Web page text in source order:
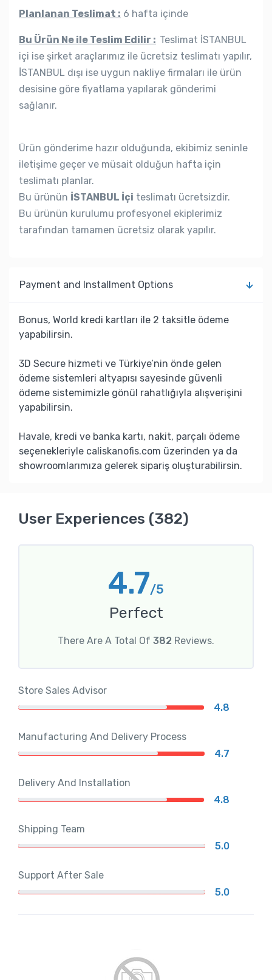
Planlanan Teslimat : 6 hafta içinde
Bu Ürün Ne ile Teslim Edilir : Teslimat İSTANBUL
içi ise şirket araçlarımız ile ücretsiz teslimatı yapılır,
İSTANBUL dışı ise uygun nakliye firmaları ile ürün
desisine göre fiyatlama yapılarak gönderimi
sağlanır.
Ürün gönderime hazır olduğunda, ekibimiz seninle
iletişime geçer ve müsait olduğun hafta için
teslimatı planlar.
Bu ürünün İSTANBUL İçi teslimatı ücretsizdir.
Bu ürünün kurulumu profesyonel ekiplerimiz
tarafından tamamen ücretsiz olarak yapılır.
Payment and Installment Options
Bonus, World kredi kartları ile 2 taksitle ödeme
yapabilirsin.
3D Secure hizmeti ve Türkiye’nin önde gelen
ödeme sistemleri altyapısı sayesinde güvenli
ödeme sistemimizle gönül rahatlığıyla alışverişini
yapabilirsin.
Havale, kredi ve banka kartı, nakit, parçalı ödeme
seçenekleriyle caliskanofis.com üzerinden ya da
showroomlarımıza gelerek sipariş oluşturabilirsin.
User Experiences (382)
4.7/5
Perfect
There Are A Total Of 382 Reviews.
Store Sales Advisor
4.8
Manufacturing And Delivery Process
4.7
Delivery And Installation
4.8
Shipping Team
5.0
Support After Sale
5.0